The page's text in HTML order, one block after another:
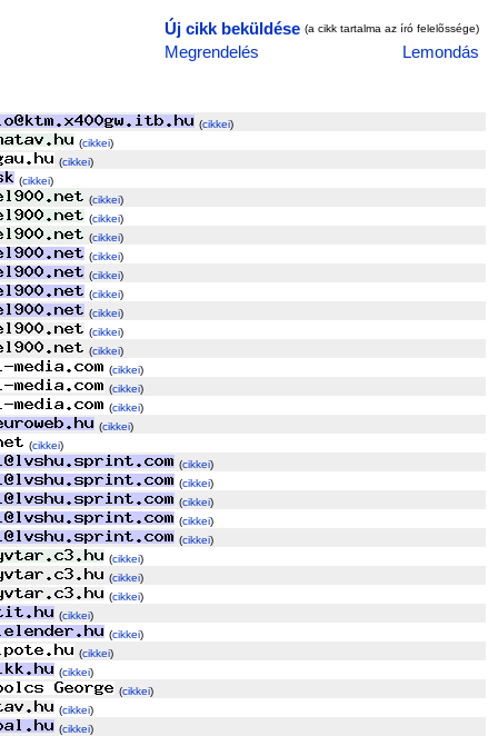
Új cikk beküldése (a cikk tartalma az író felelõssége)
Megrendelés Lemondás
(cikkei)
(cikkei)
(cikkei)
(cikkei)
(cikkei)
(cikkei)
(cikkei)
(cikkei)
(cikkei)
(cikkei)
(cikkei)
(cikkei)
(cikkei)
(cikkei)
(cikkei)
(cikkei)
(cikkei)
(cikkei)
(cikkei)
(cikkei)
(cikkei)
(cikkei)
(cikkei)
(cikkei)
(cikkei)
(cikkei)
(cikkei)
(cikkei)
(cikkei)
(cikkei)
(cikkei)
(cikkei)
(cikkei)